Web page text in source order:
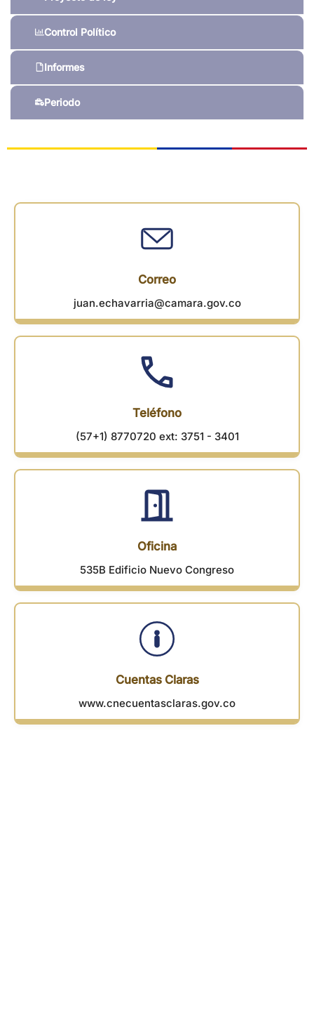
Control Político
Informes
Periodo
Correo
juan.echavarria@camara.gov.co
Teléfono
(57+1) 8770720 ext: 3751 - 3401
Oficina
535B Edificio Nuevo Congreso
Cuentas Claras
www.cnecuentasclaras.gov.co